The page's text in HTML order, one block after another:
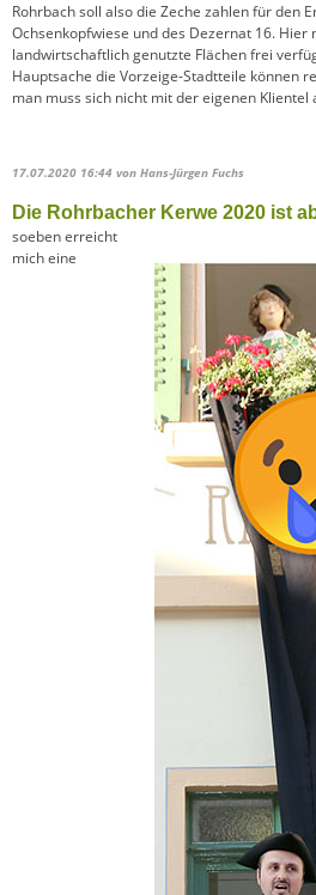
Rohrbach soll also die Zeche zahlen für den
Ochsenkopfwiese und des Dezernat 16. Hier
landwirtschaftlich genutzte Flächen frei
Hauptsache die Vorzeige-Stadtteile können
man muss sich nicht mit der eigenen Klientel
17.07.2020 16:44 von Hans-Jürgen Fuchs
Die Rohrbacher Kerwe 2020 ist
soeben erreicht
mich eine